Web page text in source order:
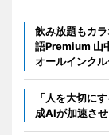
飲み放題もカ
語Premium 山
オールインク
「人を大切に
成AIが加速さ